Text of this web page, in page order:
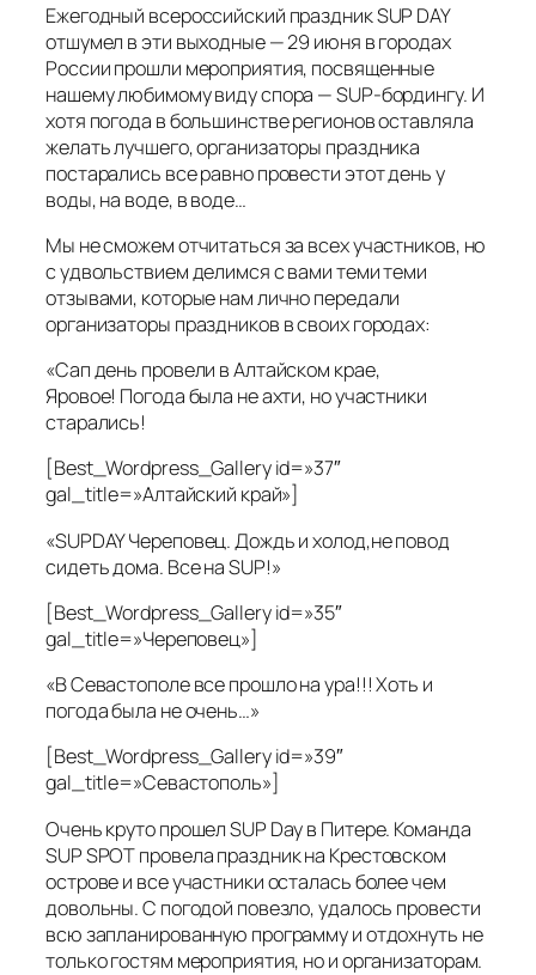
Ежегодный всероссийский праздник SUP DAY
отшумел в эти выходные — 29 июня в городах
России прошли мероприятия, посвященные
нашему любимому виду спора — SUP-бордингу. И
хотя погода в большинстве регионов оставляла
желать лучшего, организаторы праздника
постарались все равно провести этот день у
воды, на воде, в воде…
Мы не сможем отчитаться за всех участников, но
с удвольствием делимся с вами теми теми
отзывами, которые нам лично передали
организаторы праздников в своих городах:
«Сап день провели в Алтайском крае,
Яровое! Погода была не ахти, но участники
старались!
[Best_Wordpress_Gallery id=»37″
gal_title=»Алтайский край»]
«SUPDAY Череповец. Дождь и холод,не повод
сидеть дома. Все на SUP!»
[Best_Wordpress_Gallery id=»35″
gal_title=»Череповец»]
«В Севастополе все прошло на ура!!! Хоть и
погода была не очень…»
[Best_Wordpress_Gallery id=»39″
gal_title=»Севастополь»]
Очень круто прошел SUP Day в Питере. Команда
SUP SPOT провела праздник на Крестовском
острове и все участники осталась более чем
довольны. С погодой повезло, удалось провести
всю запланированную программу и отдохнуть не
только гостям мероприятия, но и организаторам.